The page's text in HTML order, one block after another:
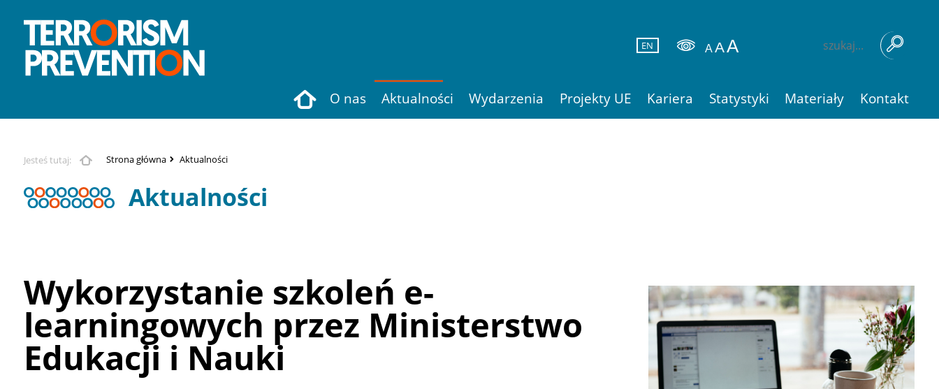
EN
O nas Aktualności Wydarzenia Projekty UE Kariera Statystyki Materiały Kontakt
Jesteś tutaj: Strona główna Aktualności
Aktualności
Wykorzystanie szkoleń e-
learningowych przez Ministerstwo
Edukacji i Nauki